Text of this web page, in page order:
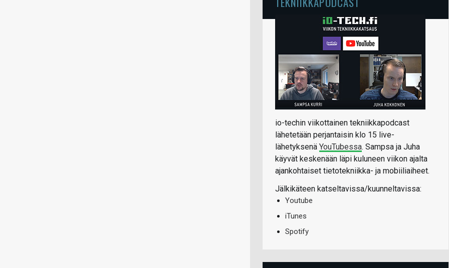
io-techin viikottainen tekniikkapodcast
lähetetään perjantaisin klo 15 live-
lähetyksenä YouTubessa. Sampsa ja Juha
käyvät keskenään läpi kuluneen viikon ajalta
ajankohtaiset tietotekniikka- ja mobiiliaiheet.
Jälkikäteen katseltavissa/kuunneltavissa:
Youtube
iTunes
Spotify